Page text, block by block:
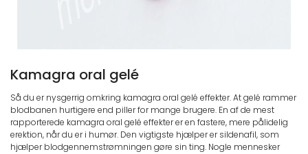
Kamagra oral gelé
Så du er nysgerrig omkring kamagra oral gelé effekter. At gelé rammer
blodbanen hurtigere end piller for mange brugere. En af de mest
rapporterede kamagra oral gelé effekter er en fastere, mere pålidelig
erektion, når du er i humør. Den vigtigste hjælper er sildenafil, som
hjælper blodgennemstrømningen gøre sin ting. Nogle mennesker